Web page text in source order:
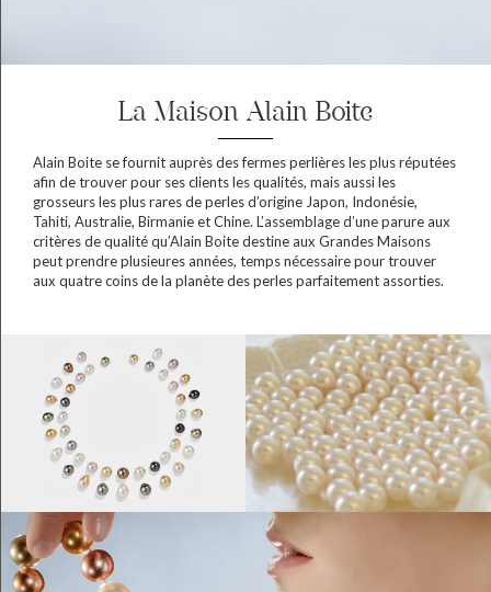
La Maison Alain Boite
Alain Boite se fournit auprès des fermes perlières les plus réputées
afin de trouver pour ses clients les qualités, mais aussi les
grosseurs les plus rares de perles d’origine Japon, Indonésie,
Tahiti, Australie, Birmanie et Chine. L’assemblage d’une parure aux
critères de qualité qu’Alain Boite destine aux Grandes Maisons
peut prendre plusieures années, temps nécessaire pour trouver
aux quatre coins de la planète des perles parfaitement assorties.